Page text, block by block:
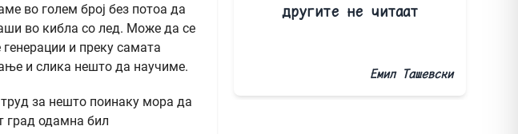
во голем број без потоа да
во кибла со лед. Може да се
и преку самата
и слика нешто да научиме.
за нешто поинаку мора да
град одамна бил
другите не читаат
Емил Ташевски